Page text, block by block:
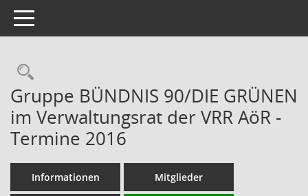
Toggle navigation
Rechercheauswahl
Gruppe BÜNDNIS 90/DIE GRÜNEN
im Verwaltungsrat der VRR AöR -
Termine 2016
Informationen Mitglieder